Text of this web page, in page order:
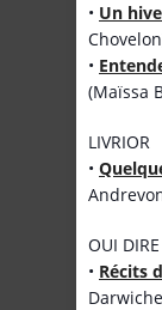
• Un
•
(Maïssa
LIVRIOR
•
OUI DIRE
• Récits